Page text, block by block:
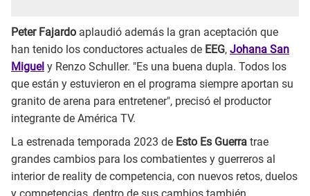
Peter Fajardo aplaudió además la gran aceptación que
han tenido los conductores actuales de EEG, Johana San
Miguel y Renzo Schuller. "Es una buena dupla. Todos los
que están y estuvieron en el programa siempre aportan su
granito de arena para entretener", precisó el productor
integrante de América TV.
La estrenada temporada 2023 de Esto Es Guerra trae
grandes cambios para los combatientes y guerreros al
interior de reality de competencia, con nuevos retos, duelos